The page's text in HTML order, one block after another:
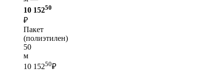
10 15250
₽
Пакет
(полиэтилен)
50
м
10 15250₽